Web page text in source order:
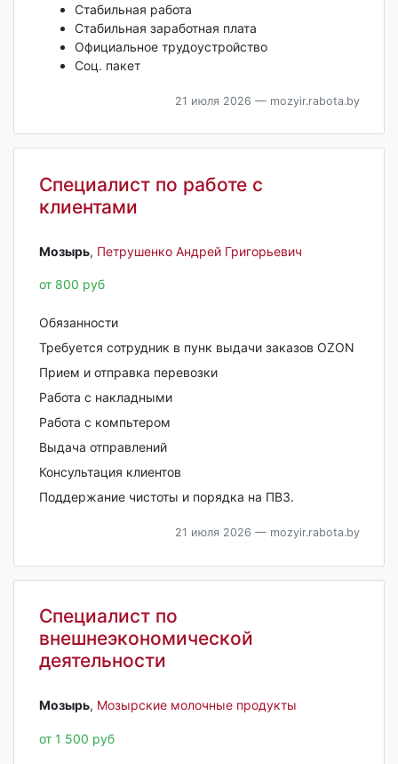
Стабильная работа
Стабильная заработная плата
Официальное трудоустройство
Соц. пакет
21 июля 2026 — mozyir.rabota.by
Специалист по работе с
клиентами
Мозырь‎, Петрушенко Андрей Григорьевич
от 800 руб
Обязанности
Требуется сотрудник в пунк выдачи заказов OZON
Прием и отправка перевозки
Работа с накладными
Работа с компьтером
Выдача отправлений
Консультация клиентов
Поддержание чистоты и порядка на ПВЗ.
21 июля 2026 — mozyir.rabota.by
Специалист по
внешнеэкономической
деятельности
Мозырь‎, Мозырские молочные продукты
от 1 500 руб